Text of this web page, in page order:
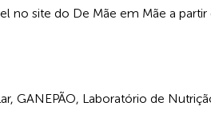
no site do De Mãe em Mãe a partir
GANEPÃO, Laboratório de